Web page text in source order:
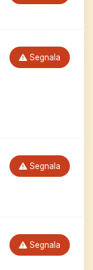
Segnala
Segnala
Segnala